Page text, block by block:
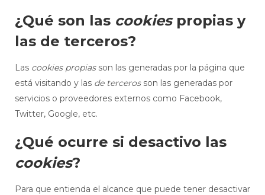
¿Qué son las cookiespropias y
las de terceros?
Las cookies propiasson las generadas por la página que
está visitando y las de tercerosson las generadas por
servicios o proveedores externos como Facebook,
Twitter, Google, etc.
¿Qué ocurre si desactivo las
cookies?
Para que entienda el alcance que puede tener desactivar